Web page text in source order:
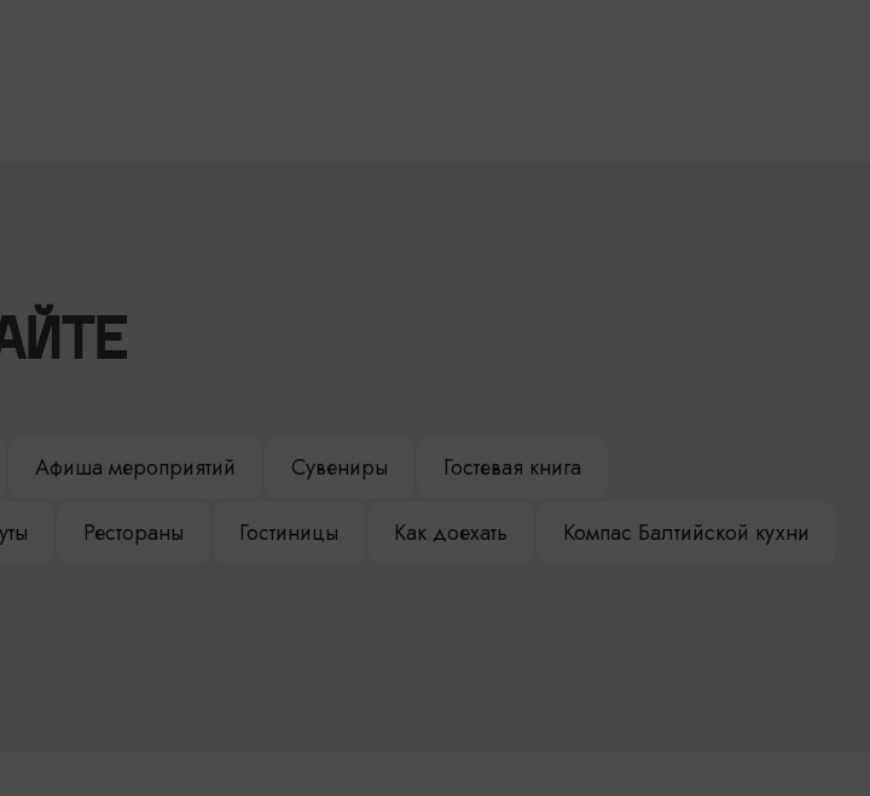
Афиша мероприятий Сувениры Гостевая книга
Рестораны Гостиницы Как доехать Компас Балтийской кухни